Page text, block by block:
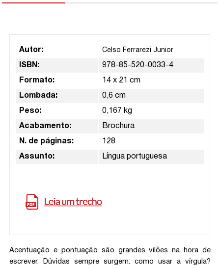
Autor: Celso Ferrarezi Junior
ISBN: 978-85-520-0033-4
Formato: 14 x 21 cm
Lombada: 0,6 cm
Peso: 0,167 kg
Acabamento: Brochura
N. de páginas: 128
Assunto: Língua portuguesa
Acentuação e pontuação são grandes vilões na hora de
escrever. Dúvidas sempre surgem: como usar a vírgula?